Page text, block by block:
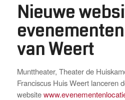
Nieuwe
van Weert
Munttheater, Theater de
Franciscus Huis Weert lanceren
website